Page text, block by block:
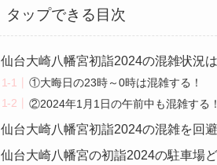
タップできる目次
仙台大崎八幡宮初詣2024の混雑状況
①大晦日の23時～0時は混雑する！
②2024年1月1日の午前中も混雑する
仙台大崎八幡宮初詣2024の混雑を回
仙台大崎八幡宮の初詣2024の駐車場